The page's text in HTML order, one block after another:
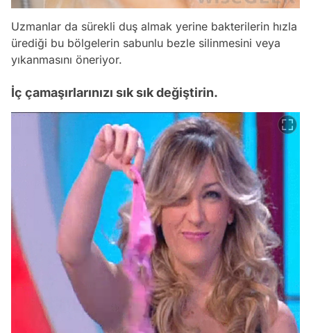
Uzmanlar da sürekli duş almak yerine bakterilerin hızla
ürediği bu bölgelerin sabunlu bezle silinmesini veya
yıkanmasını öneriyor.
İç çamaşırlarınızı sık sık değiştirin.